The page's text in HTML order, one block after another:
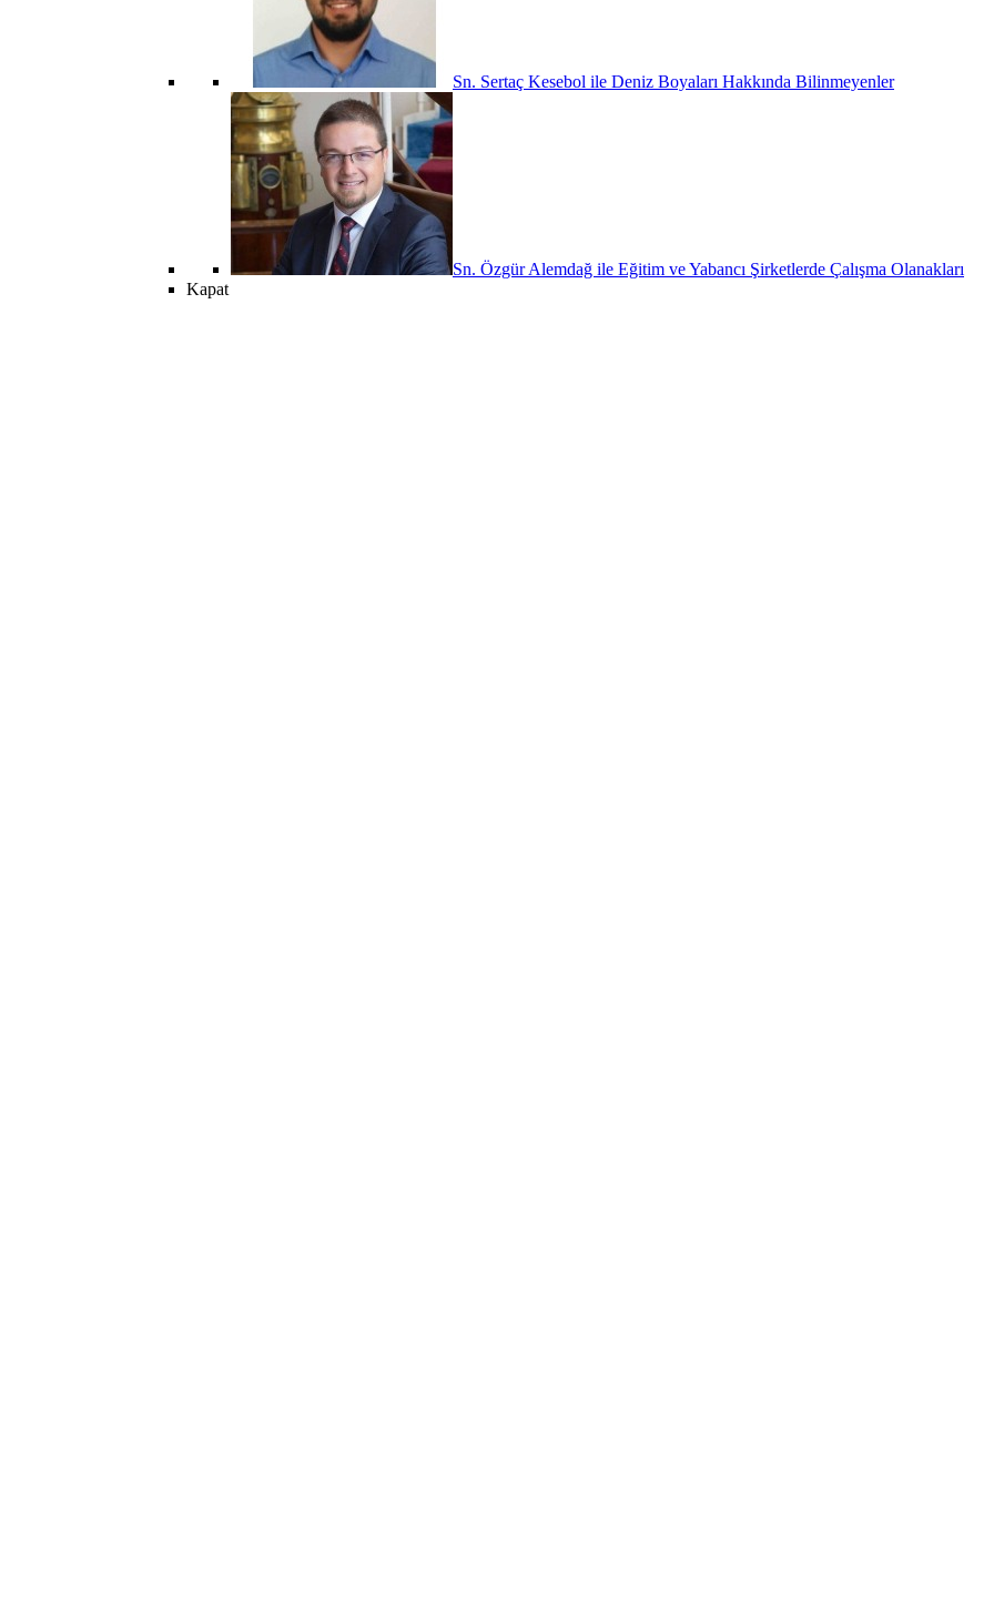
Sn. Sertaç Kesebol ile Deniz Boyaları Hakkında Bilinmeyenler
Sn. Özgür Alemdağ ile Eğitim ve Yabancı Şirketlerde Çalışma Olanakları
Kapat